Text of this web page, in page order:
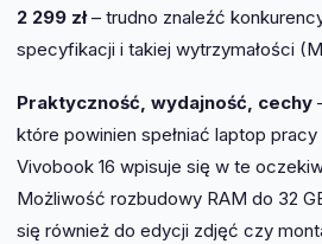
2 299 zł– trudno znaleźć
specyfikacji i takiej wytrzymałości
Praktyczność, wydajność, cechy
które powinien spełniać laptop
Vivobook 16 wpisuje się w te
Możliwość rozbudowy RAM do 32
się również do edycji zdjęć czy